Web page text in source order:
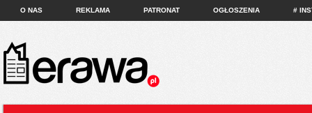
O NAS REKLAMA PATRONAT OGŁOSZENIA #